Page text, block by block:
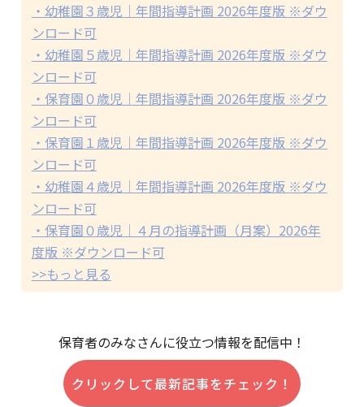
・幼稚園３歳児｜年間指導計画 2026年度版 ※ダウ
ンロード可
・幼稚園５歳児｜年間指導計画 2026年度版 ※ダウ
ンロード可
・保育園０歳児｜年間指導計画 2026年度版 ※ダウ
ンロード可
・保育園１歳児｜年間指導計画 2026年度版 ※ダウ
ンロード可
・幼稚園４歳児｜年間指導計画 2026年度版 ※ダウ
ンロード可
・保育園０歳児｜４月の指導計画（月案）2026年
度版 ※ダウンロード可
>>もっと見る
保育者のみなさんに役立つ情報を配信中！
クリックして最新記事をチェック！